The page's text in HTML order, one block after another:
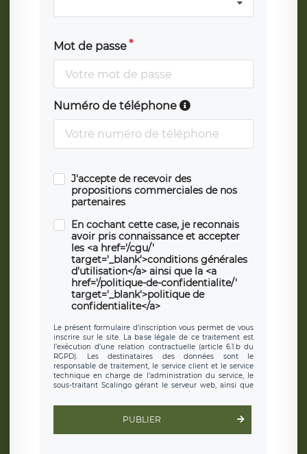
Mot de passe
Numéro de téléphone
J'accepte de recevoir des
propositions commerciales de nos
partenaires
En cochant cette case, je reconnais
avoir pris connaissance et accepter
les <a href='/cgu/'
target='_blank'>conditions générales
d'utilisation</a> ainsi que la <a
href='/politique-de-confidentialite/'
target='_blank'>politique de
confidentialite</a>
Le présent formulaire d’inscription vous permet de vous
inscrire sur le site. La base légale de ce traitement est
l’exécution d’une relation contractuelle (article 6.1.b du
RGPD). Les destinataires des données sont le
responsable de traitement, le service client et le service
technique en charge de l’administration du service, le
sous-traitant Scalingo gérant le serveur web, ainsi que
toute personne légalement autorisée. Le formulaire
d’inscription est hébergé sur un serveur hébergé par
clauses de
protection conformes au RGPD
. Les données collectées
sont conservées jusqu’à ce que l’Internaute en sollicite la
PUBLIER